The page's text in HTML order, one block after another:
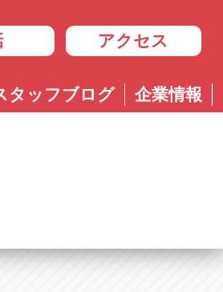
アクセス
タッフブログ 企業情報